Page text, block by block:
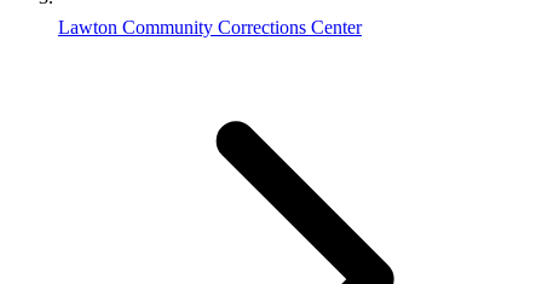
Lawton Community Corrections Center